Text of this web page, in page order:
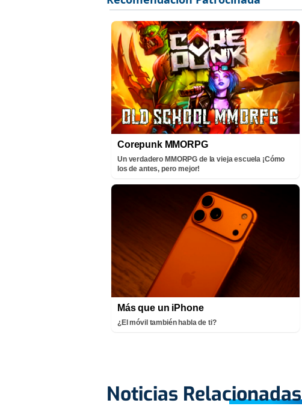
Corepunk MMORPG
Un verdadero MMORPG de la vieja escuela ¡Cómo
los de antes, pero mejor!
Más que un iPhone
¿El móvil también habla de ti?
Noticias Relacionadas